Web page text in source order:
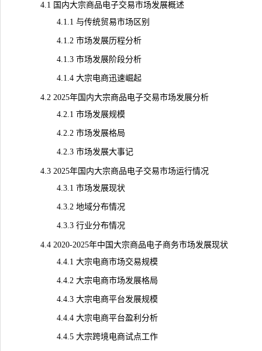
4.1 国内大宗商品电子交易市场发展概述
4.1.1 与传统贸易市场区别
4.1.2 市场发展历程分析
4.1.3 市场发展阶段分析
4.1.4 大宗电商迅速崛起
4.2 2025年国内大宗商品电子交易市场发展分析
4.2.1 市场发展规模
4.2.2 市场发展格局
4.2.3 市场发展大事记
4.3 2025年国内大宗商品电子交易市场运行情况
4.3.1 市场发展现状
4.3.2 地域分布情况
4.3.3 行业分布情况
4.4 2020-2025年中国大宗商品电子商务市场发展现状
4.4.1 大宗电商市场交易规模
4.4.2 大宗电商市场发展格局
4.4.3 大宗电商平台发展规模
4.4.4 大宗电商平台盈利分析
4.4.5 大宗跨境电商试点工作